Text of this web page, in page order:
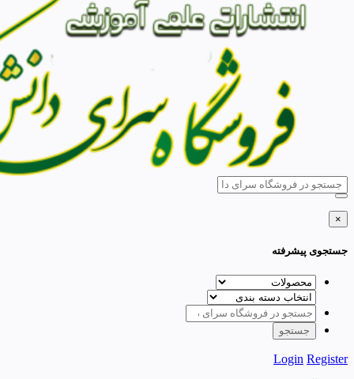
×
جستجوی پیشرفته
Login Register